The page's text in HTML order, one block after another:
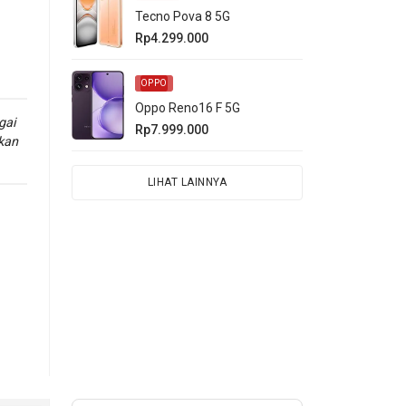
Tecno Pova 8 5G
Rp4.299.000
OPPO
Oppo Reno16 F 5G
Rp7.999.000
LIHAT LAINNYA